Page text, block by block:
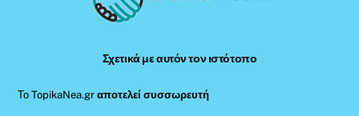
Σχετικά με αυτόν τον ιστότοπο
Το TopikaNea.grαποτελεί συσσωρευτή